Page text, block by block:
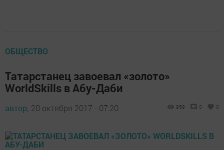
ОБЩЕСТВО
Татарстанец завоевал «золото»
WorldSkills в Абу-Даби
автор, 20 октября 2017 - 07:20 959 0 0